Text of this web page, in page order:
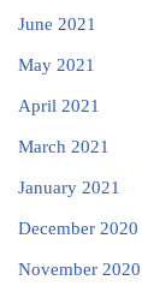
June 2021
May 2021
April 2021
March 2021
January 2021
December 2020
November 2020